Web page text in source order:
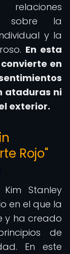
sobre la
y la
En esta
en
ataduras ni
exterior.
Rojo"
Stanley
en el que la
y ha creado
de
En este